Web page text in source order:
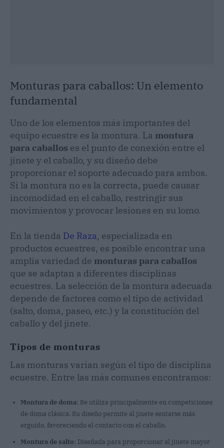
Monturas para caballos: Un elemento
fundamental
Uno de los elementos más importantes del
equipo ecuestre es la montura. La montura
para caballos es el punto de conexión entre el
jinete y el caballo, y su diseño debe
proporcionar el soporte adecuado para ambos.
Si la montura no es la correcta, puede causar
incomodidad en el caballo, restringir sus
movimientos y provocar lesiones en su lomo.
En la tienda De Raza, especializada en
productos ecuestres, es posible encontrar una
amplia variedad de monturas para caballos
que se adaptan a diferentes disciplinas
ecuestres. La selección de la montura adecuada
depende de factores como el tipo de actividad
(salto, doma, paseo, etc.) y la constitución del
caballo y del jinete.
Tipos de monturas
Las monturas varían según el tipo de disciplina
ecuestre. Entre las más comunes encontramos:
Montura de doma: Se utiliza principalmente en competiciones
de doma clásica. Su diseño permite al jinete sentarse más
erguido, favoreciendo el contacto con el caballo.
Montura de salto: Diseñada para proporcionar al jinete mayor